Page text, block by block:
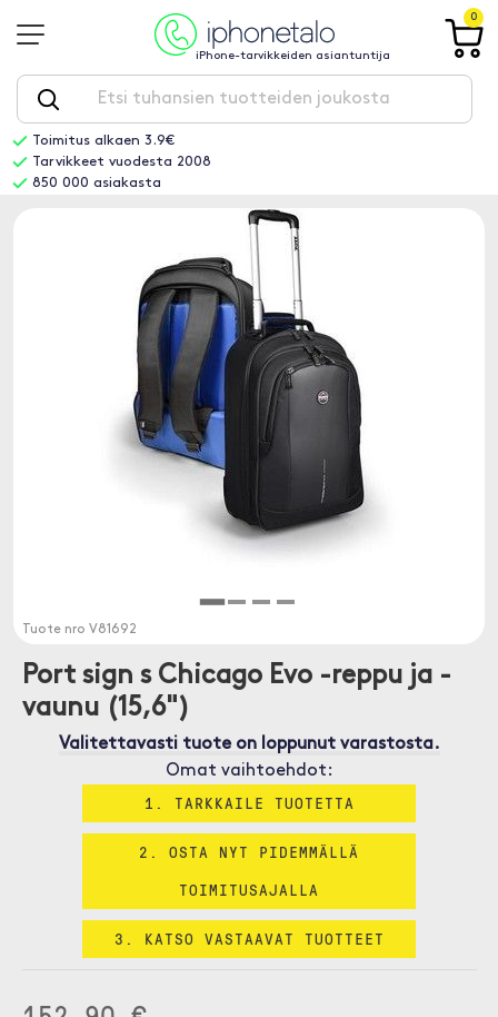
iPhone-tarvikkeiden asiantuntija
0
Toimitus alkaen 3.9€
Tarvikkeet vuodesta 2008
850 000 asiakasta
Tuote nro V81692
Port sign s Chicago Evo -reppu ja -
vaunu (15,6")
Valitettavasti tuote on loppunut varastosta.
Omat vaihtoehdot:
1. TARKKAILE TUOTETTA
2. OSTA NYT PIDEMMÄLLÄ
TOIMITUSAJALLA
3. KATSO VASTAAVAT TUOTTEET